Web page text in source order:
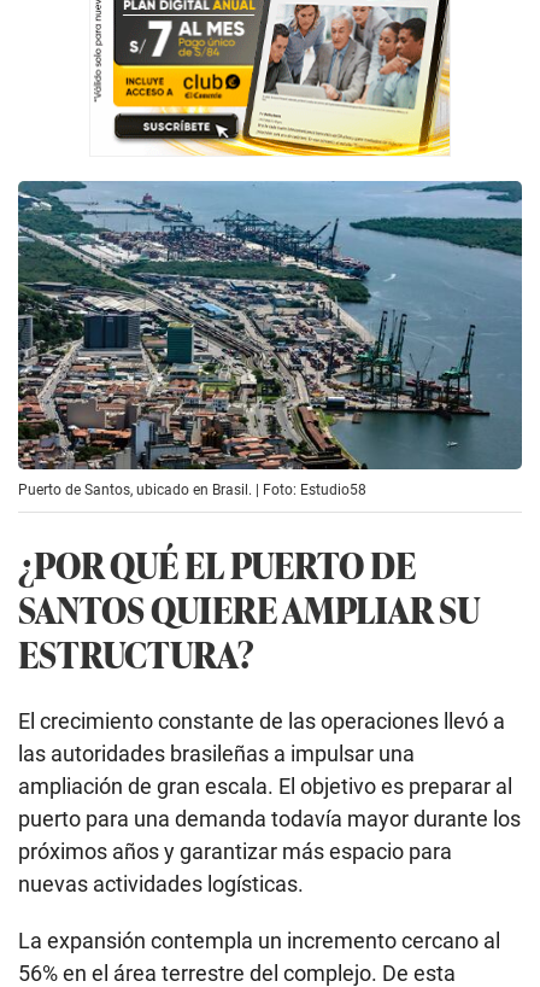
Puerto de Santos, ubicado en Brasil. | Foto: Estudio58
¿POR QUÉ EL PUERTO DE
SANTOS QUIERE AMPLIAR SU
ESTRUCTURA?
El crecimiento constante de las operaciones llevó a
las autoridades brasileñas a impulsar una
ampliación de gran escala. El objetivo es preparar al
puerto para una demanda todavía mayor durante los
próximos años y garantizar más espacio para
nuevas actividades logísticas.
La expansión contempla un incremento cercano al
56% en el área terrestre del complejo. De esta